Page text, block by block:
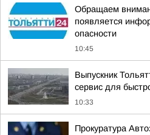
Обращаем
появляется
опасности
10:45
Выпускник
сервис для
10:33
Прокуратура